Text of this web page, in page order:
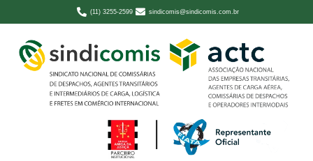
(11) 3255-2599 sindicomis@sindicomis.com.br